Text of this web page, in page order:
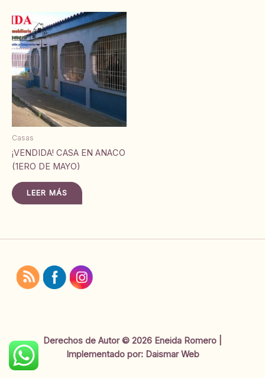
Casas
¡VENDIDA! CASA EN ANACO
(1ERO DE MAYO)
LEER MÁS
Derechos de Autor © 2026 Eneida Romero |
Implementado por: Daismar Web